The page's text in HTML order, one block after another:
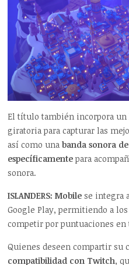
El título también incorpora un
giratoria para capturar las
así como unabanda sonora
específicamentepara
sonora.
ISLANDERS: Mobile se integra
Google Play, permitiendo a
competir por puntuaciones
Quienes deseen compartir su
compatibilidad con Twitch,